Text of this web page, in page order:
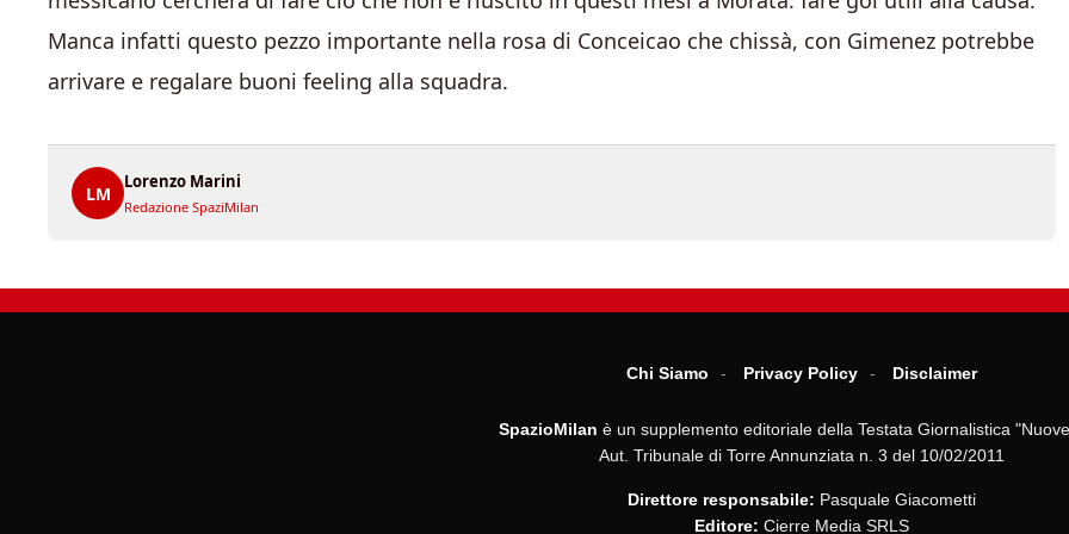
Manca infatti questo pezzo importante nella rosa di Conceicao che chissà, con Gimenez potrebbe
arrivare e regalare buoni feeling alla squadra.
LM
Lorenzo Marini
Redazione SpaziMilan
Chi Siamo Privacy Policy Disclaimer
SpazioMilan è un supplemento editoriale della Testata Giornalistica
Aut. Tribunale di Torre Annunziata n. 3 del 10/02/2011
Direttore responsabile: Pasquale Giacometti
Editore: Cierre Media SRLS